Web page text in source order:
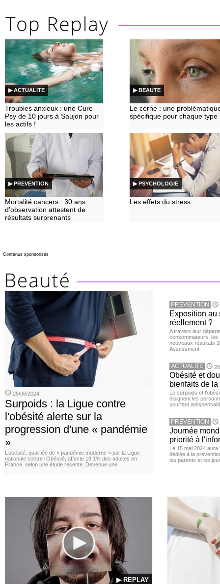
▶ ACTUALITE
Troubles anxieux : une Cure
Psy de 10 jours à Saujon pour
les actifs !
▶ BEAUTE
Le cerne : une
spécifique pour chaque type
▶ PREVENTION
Mortalité cancers : 30 ans
d’observation attestent de
résultats surprenants
▶ PSYCHOLOGIE
Les effets du stress
Contenus sponsorisés
25/06/2024
Surpoids : la Ligue contre
l'obésité alerte sur la
progression d'une « pandémie
»
L’obésité, qualifiée de « pandémie moderne » par la Ligue
nationale contre l’Obésité, affecte 18,1% des adultes en
France, selon une étude récente. Devenue une
PREVENTION
Exposition au
réellement ?
A travers leur
consommateurs, les
nouveaux résultats
Assessment
ACTUALITE
Obésité et
bienfaits de
Le surpoids et
éloignent les
pourtant
PREVENTION
Journée
priorité à
Le 15 mai 2024 aura
dédiée à la
les parents et les
▶ REPLAY